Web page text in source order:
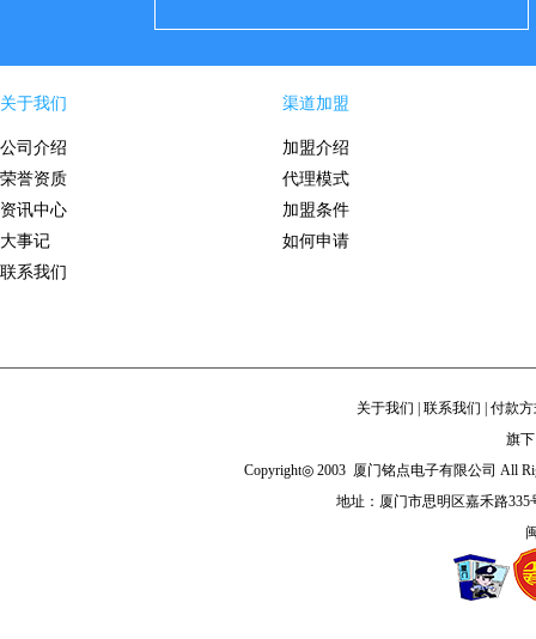
关于我们
公司介绍
荣誉资质
资讯中心
大事记
联系我们
渠道加盟
加盟介绍
代理模式
加盟条件
如何申请
关于我们 联系我们
付款
旗
Copyright◎ 2003 厦门铭点电子有限公司 All
地址：厦门市思明区嘉禾路